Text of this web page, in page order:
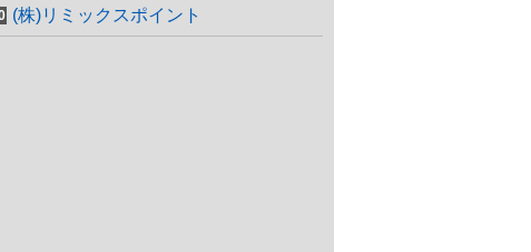
(株)リミックスポイント